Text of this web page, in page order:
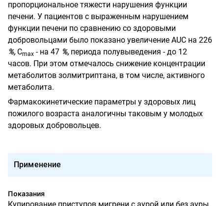
пропорциональное тяжести нарушения функции
печени. У пациентов с выраженным нарушением
функции печени по сравнению со здоровыми
добровольцами было показано увеличение AUC на 226
%,Cmax - на 47 %,периода полувыведения - до 12
часов. При этом отмечалось снижение концентрации
метаболитов золмитриптана, в том числе, активного
метаболита.
Фармакокинетические параметры у здоровых лиц
пожилого возраста аналогичны таковым у молодых
здоровых добровольцев.
Применение
Показания